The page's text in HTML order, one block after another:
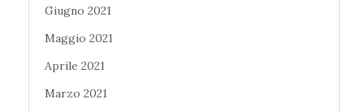
Giugno 2021
Maggio 2021
Aprile 2021
Marzo 2021